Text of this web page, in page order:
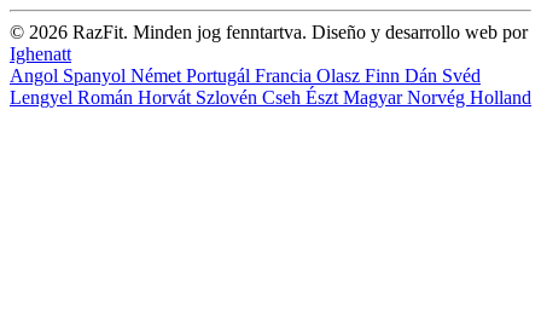
© 2026 RazFit. Minden jog fenntartva. Diseño y desarrollo web por
Ighenatt
Angol Spanyol Német Portugál Francia Olasz Finn Dán Svéd
Lengyel Román Horvát Szlovén Cseh Észt MagyarNorvég Holland